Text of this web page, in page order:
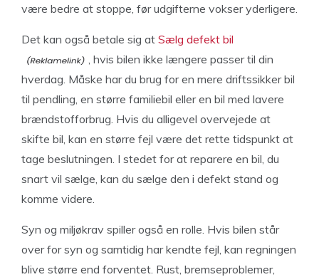
være bedre at stoppe, før udgifterne vokser yderligere.
Det kan også betale sig at Sælg defekt bil
, hvis bilen ikke længere passer til din
hverdag. Måske har du brug for en mere driftssikker bil
til pendling, en større familiebil eller en bil med lavere
brændstofforbrug. Hvis du alligevel overvejede at
skifte bil, kan en større fejl være det rette tidspunkt at
tage beslutningen. I stedet for at reparere en bil, du
snart vil sælge, kan du sælge den i defekt stand og
komme videre.
Syn og miljøkrav spiller også en rolle. Hvis bilen står
over for syn og samtidig har kendte fejl, kan regningen
blive større end forventet. Rust, bremseproblemer,